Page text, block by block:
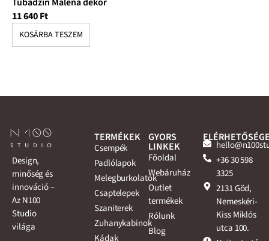
11 640Ft
KOSÁRBA TESZEM
Design,
minőség és
innováció –
Az N100
Studio
világa
TERMÉKEK
Csempék
Padlólapok
Melegburkolatok
Csaptelepek
Szaniterek
Zuhanykabinok
GYORS
LINKEK
Főoldal
Webáruház
Outlet
termékek
Rólunk
Blog
+36 30 598
3325
2131 Göd,
Nemeskéri-
Kiss Miklós
utca 100.